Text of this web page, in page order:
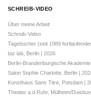
SCHREIB-VIDEO
Über meine Arbeit
Schreib-Video
Tagebücher (seit 1989
taz lab, Berlin | 2026
Berlin-Brandenburgische
Salon Sophie Charlotte, Berlin |
Kunsthaus Sans Titre, Potsdam |
Theater a.d.Ruhr, Mülheim/